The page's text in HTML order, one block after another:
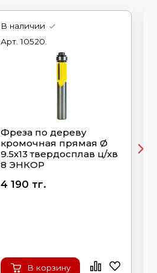
В наличии
Арт.10520.
Фреза по дереву
кромочная прямая Ø
9.5х13 твердосплав ц/хв
8 ЭНКОР
4 190 тг.
В корзину